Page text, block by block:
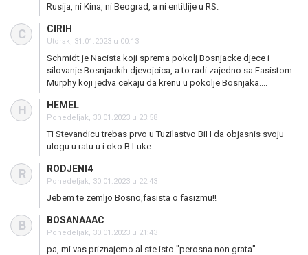
Rusija, ni Kina, ni Beograd, a ni entitlije u RS.
C CIRIH
Utorak, 31.01.2023 u 00:13
Schmidt je Nacista koji sprema pokolj Bosnjacke djece i
silovanje Bosnjackih djevojcica, a to radi zajedno sa Fasistom
Murphy koji jedva cekaju da krenu u pokolje Bosnjaka....
H HEMEL
Ponedeljak, 30.01.2023 u 23:58
Ti Stevandicu trebas prvo u Tuzilastvo BiH da objasnis svoju
ulogu u ratu u i oko B.Luke.
R RODJENI4
Ponedeljak, 30.01.2023 u 22:43
Jebem te zemljo Bosno,fasista o fasizmu!!
B BOSANAAAC
Ponedeljak, 30.01.2023 u 21:43
pa, mi vas priznajemo al ste isto "perosna non grata"...